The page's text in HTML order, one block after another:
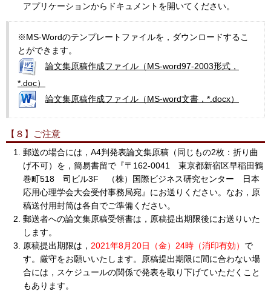
アプリケーションからドキュメントを開いてください。
※MS-Wordのテンプレートファイルを，ダウンロードするこ
とができます。
論文集原稿作成ファイル（MS-word97-2003形式，
*.doc）
論文集原稿作成ファイル（MS-word文書，*.docx）
【８】ご注意
郵送の場合には，A4判発表論文集原稿（同じもの2枚：折り曲
げ不可）を，簡易書留で『〒162-0041 東京都新宿区早稲田鶴
巻町518 司ビル3F （株）国際ビジネス研究センター 日本
応用心理学会大会受付事務局宛』にお送りください。なお，原
稿送付用封筒は各自でご準備ください。
郵送者への論文集原稿受領書は，原稿提出期限後にお送りいた
します。
原稿提出期限は， 2021年8月20日（金）24時（消印有効） で
す。厳守をお願いいたします。原稿提出期限に間に合わない場
合には，スケジュールの関係で発表を取り下げていただくこと
もあります。